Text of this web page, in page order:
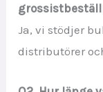
Ja, vi stödjer
distributörer